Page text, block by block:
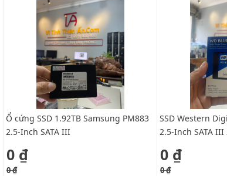
Ổ cứng SSD 1.92TB Samsung PM883
2.5-Inch SATA III
0 ₫
0 ₫
SSD Western
2.5-Inch SATA III
0 ₫
0 ₫